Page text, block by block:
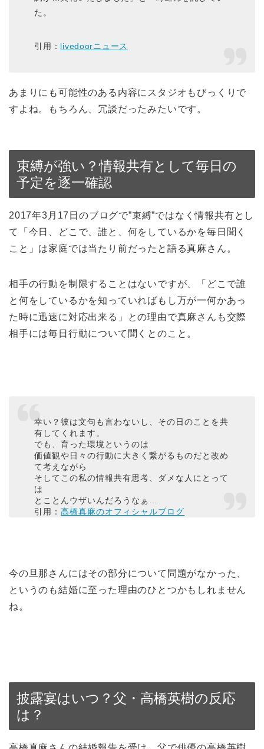
た。
引用： livedoorニュース
あまりにも可能性のある内容にスタジオもびっくりで
すよね。もちろん、冗談だったみたいです。
束縛が強い？情報共有として毎日の
予定を逐一確認
2017年3月17日のブログで”束縛”ではなく情報共有とし
て「今日、どこで、誰と、何をしているかを毎日聞く
こと」は家庭では当たり前だったと語る真麻さん。
相手の行動を制限することはないですが、「どこで誰
と何をしているかを知っていればもし万が一何かあっ
た時に迅速に対応出来る」との理由で真麻さんも交際
相手には毎日行動について聞くとのこと。
幸い？彼は文句も言わないし、その日のことを共
有してくれます。
でも、育った環境というのは
価値観や日々の行動に大きく繋がるものだと改め
て考えながら
そしてこの私の情報共有思考、ダメな人にとって
は
とことんウザいんだろうなぁ…
引用：高橋真麻のオフィシャルブログ
今の旦那さんにはその部分について問題がなかった、
というのも結婚に至った理由のひとつかもしれません
ね。
披露宴はいつ？父・高橋英樹の反応
は？